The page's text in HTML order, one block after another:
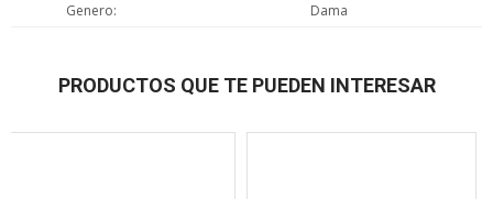
Genero Dama
PRODUCTOS QUE TE PUEDEN INTERESAR